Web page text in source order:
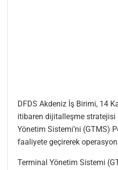
DFDS Akdeniz İş Birimi, 14
itibaren dijitalleşme
Yönetim Sistemi’ni (GTMS)
faaliyete geçirerek
Terminal Yönetim Sistemi